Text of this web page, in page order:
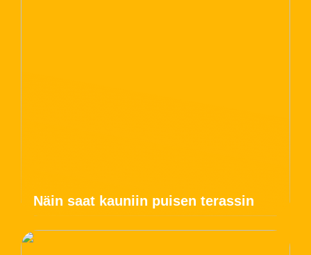
Näin saat kauniin puisen terassin